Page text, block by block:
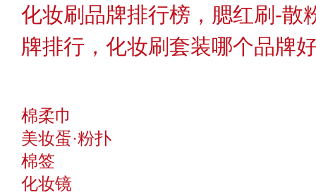
化妆刷品牌排行榜，腮红刷-散
牌排行，化妆刷套装哪个品牌
棉柔巾
美妆蛋·粉扑
棉签
化妆镜